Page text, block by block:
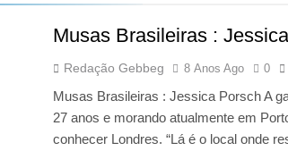
Musas Brasileiras :
Redação Gebbeg 8 Anos Ago 0
Musas Brasileiras : Jessica Porsch A
27 anos e morando atualmente em
conhecer Londres. “Lá é o local onde